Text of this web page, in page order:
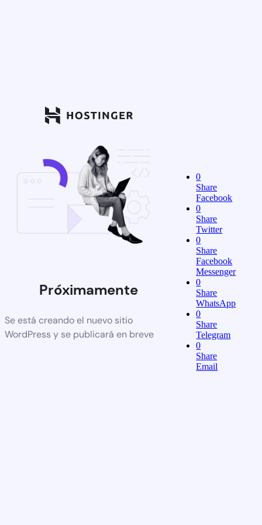
Próximamente
Se está creando el nuevo sitio
WordPress y se publicará en breve
0
Share
Facebook
0
Share
Twitter
0
Share
Facebook
Messenger
0
Share
WhatsApp
0
Share
Telegram
0
Share
Email